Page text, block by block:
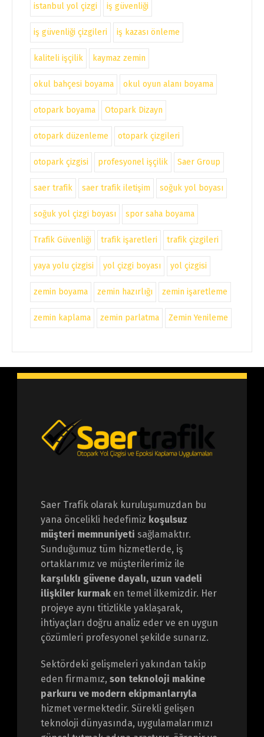
istanbul yol çizgi iş güvenliği
iş güvenliği çizgileri iş kazası önleme
kaliteli işçilik kaymaz zemin
okul bahçesi boyama okul oyun alanı boyama
otopark boyama Otopark Dizayn
otopark düzenleme otopark çizgileri
otopark çizgisi profesyonel işçilik Saer Group
saer trafik saer trafik iletişim soğuk yol boyası
soğuk yol çizgi boyası spor saha boyama
Trafik Güvenliği trafik işaretleri trafik çizgileri
yaya yolu çizgisi yol çizgi boyası yol çizgisi
zemin boyama zemin hazırlığı zemin işaretleme
zemin kaplama zemin parlatma Zemin Yenileme
Saer Trafik olarak kuruluşumuzdan bu
yana öncelikli hedefimiz koşulsuz
müşteri memnuniyeti sağlamaktır.
Sunduğumuz tüm hizmetlerde, iş
ortaklarımız ve müşterilerimiz ile
karşılıklı güvene dayalı, uzun vadeli
ilişkiler kurmaken temel ilkemizdir. Her
projeye aynı titizlikle yaklaşarak,
ihtiyaçları doğru analiz eder ve en uygun
çözümleri profesyonel şekilde sunarız.
Sektördeki gelişmeleri yakından takip
eden firmamız, son teknoloji makine
parkuru ve modern ekipmanlarıyla
hizmet vermektedir. Sürekli gelişen
teknoloji dünyasında, uygulamalarımızı